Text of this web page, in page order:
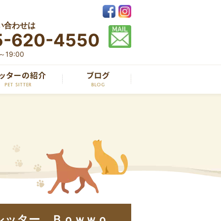
合わせは
620-4550
19:00